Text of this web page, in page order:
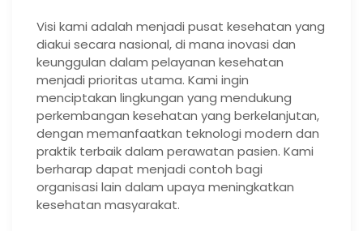
Visi kami adalah menjadi pusat kesehatan yang
diakui secara nasional, di mana inovasi dan
keunggulan dalam pelayanan kesehatan
menjadi prioritas utama. Kami ingin
menciptakan lingkungan yang mendukung
perkembangan kesehatan yang berkelanjutan,
dengan memanfaatkan teknologi modern dan
praktik terbaik dalam perawatan pasien. Kami
berharap dapat menjadi contoh bagi
organisasi lain dalam upaya meningkatkan
kesehatan masyarakat.